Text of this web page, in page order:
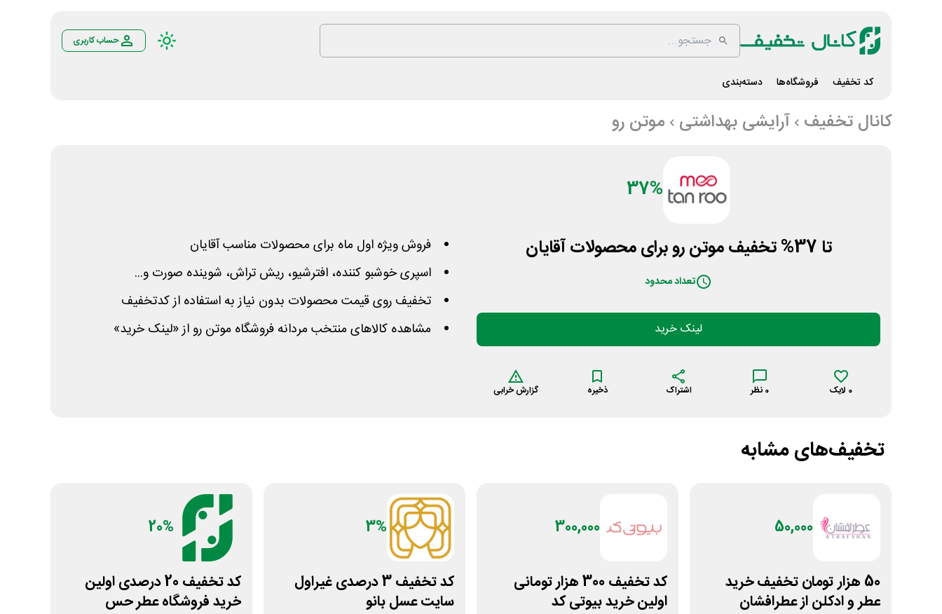
حساب کاربری
کد تخفیف فروشگاه‌ها دسته‌بندی
کانال تخفیف آرایشی بهداشتی موتن رو
37%
تا 37% تخفیف موتن رو برای محصولات آقایان
تعداد محدود
لینک خرید
0 لایک 0 نظر اشتراک ذخیره گزارش خرابی
فروش ویژه اول ماه برای محصولات مناسب آقایان
اسپری خوشبو کننده، افترشیو، ریش تراش، شوینده صورت و...
تخفیف روی قیمت محصولات بدون نیاز به استفاده از کدتخفیف
مشاهده کالاهای منتخب مردانه فروشگاه موتن رو از «لینک خرید»
تخفیف‌های مشابه
50,000
50 هزار تومان تخفیف خرید
عطر و ادکلن از عطرافشان
300,000
کد تخفیف 300 هزار تومانی
اولین خرید بیوتی کد
3%
کد تخفیف 3 درصدی غیراول
سایت عسل بانو
20%
کد تخفیف 20 درصدی اولین
خرید فروشگاه عطر حس